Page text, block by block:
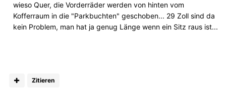
wieso Quer, die Vorderräder werden von hinten vom
Kofferraum in die "Parkbuchten" geschoben... 29 Zoll sind da
kein Problem, man hat ja genug Länge wenn ein Sitz raus ist...
Zitieren